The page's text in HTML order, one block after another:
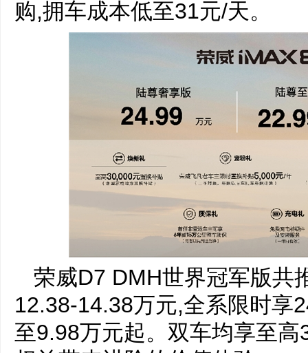
购,拥车成本低至31元/天。
荣威D7 DMH世界冠军版共
12.38-14.38万元,全系限时享
至9.98万元起。双车均享至